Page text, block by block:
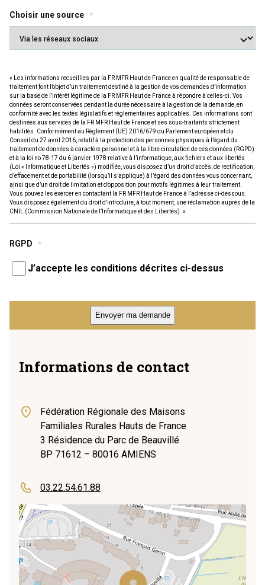
Choisir une source *
« Les informations recueillies par la FR MFR Haut de France en qualité de responsable de
traitement font l’objet d’un traitement destiné à la gestion de vos demandes d’information
sur la base de l’intérêt légitime de la FR MFR Haut de France à répondre à celles-ci. Vos
données seront conservées pendant la durée nécessaire à la gestion de la demande, en
conformité avec les textes législatifs et règlementaires applicables. Ces informations sont
destinées aux services de la FR MFR Haut de France et ses sous-traitants strictement
habilités. Conformément au Règlement (UE) 2016/679 du Parlement européen et du
Conseil du 27 avril 2016, relatif à la protection des personnes physiques à l’égard du
traitement de données à caractère personnel et à la libre circulation de ces données (RGPD)
et à la loi no 78-17 du 6 janvier 1978 relative à l’informatique, aux fichiers et aux libertés
(Loi « Informatique et Libertés ») modifiée, vous disposez d’un droit d’accès, de rectification,
d’effacement et de portabilité (lorsqu’il s’applique) à l’égard des données vous concernant,
ainsi que d’un droit de limitation et d’opposition pour motifs légitimes à leur traitement.
Vous pouvez les exercer en contactant la FR MFR Haut de France à l’adresse ci-dessous.
Vous disposez également du droit d’introduire, à tout moment, une réclamation auprès de la
CNIL (Commission Nationale de l’Informatique et des Libertés). »
RGPD *
J’accepte les conditions décrites ci-dessus
Informations de contact
Fédération Régionale des Maisons
Familiales Rurales Hauts de France
3 Résidence du Parc de Beauvillé
BP 71612 – 80016 AMIENS
03.22.54.61.88